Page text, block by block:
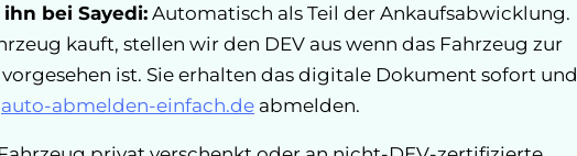
bei Sayedi: Automatisch als Teil der Ankaufsabwicklung.
kauft, stellen wir den DEV aus wenn das Fahrzeug zur
ist. Sie erhalten das digitale Dokument sofort und
auto-abmelden-einfach.de abmelden.